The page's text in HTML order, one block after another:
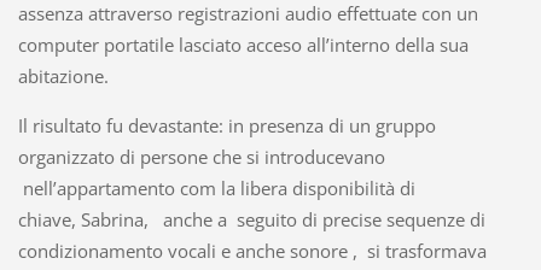
assenza attraverso registrazioni audio effettuate con un
computer portatile lasciato acceso all’interno della sua
abitazione.
Il risultato fu devastante: in presenza di un gruppo
organizzato di persone che si introducevano
nell’appartamento com la libera disponibilità di
chiave, Sabrina, anche a seguito di precise sequenze di
condizionamento vocali e anche sonore , si trasformava